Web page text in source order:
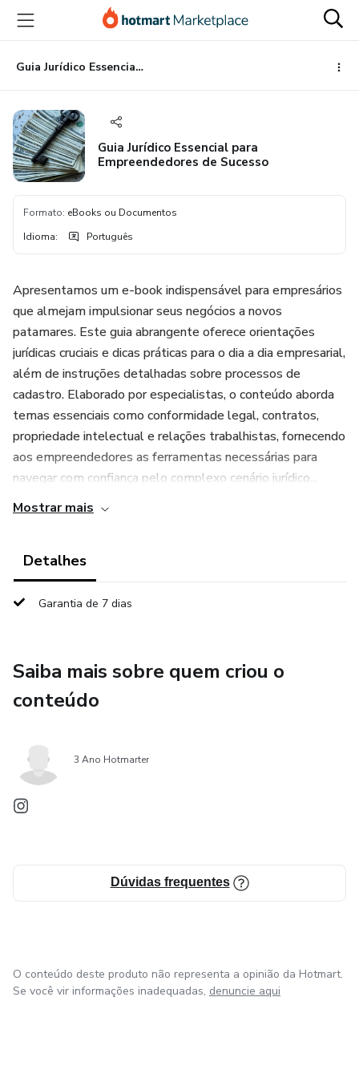
para
conteúdo
principal
para
pagamento
para
rodapé
Guia Jurídico Essencial para Empreendedores de Sucesso
Guia Jurídico Essencial para
Empreendedores de Sucesso
Formato: eBooks ou Documentos
Idioma: Português
Apresentamos um e-book indispensável para empresários
que almejam impulsionar seus negócios a novos
patamares. Este guia abrangente oferece orientações
jurídicas cruciais e dicas práticas para o dia a dia empresarial,
além de instruções detalhadas sobre processos de
cadastro. Elaborado por especialistas, o conteúdo aborda
temas essenciais como conformidade legal, contratos,
propriedade intelectual e relações trabalhistas, fornecendo
aos empreendedores as ferramentas necessárias para
navegar com confiança pelo complexo cenário jurídico...
Mostrar mais
Detalhes
Garantia de 7 dias
Saiba mais sobre quem criou o
conteúdo
3 Ano Hotmarter
Dúvidas frequentes
O conteúdo deste produto não representa a opinião da Hotmart.
Se você vir informações inadequadas, denuncie aqui